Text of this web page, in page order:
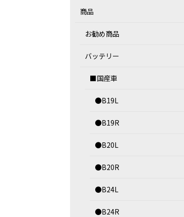
商品
お勧め商品
バッテリー
■国産車
●B19L
●B19R
●B20L
●B20R
●B24L
●B24R